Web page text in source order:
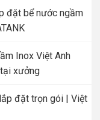
đặt bể nước ngầm
Inox Việt Anh
xưởng
đặt trọn gói | Việt